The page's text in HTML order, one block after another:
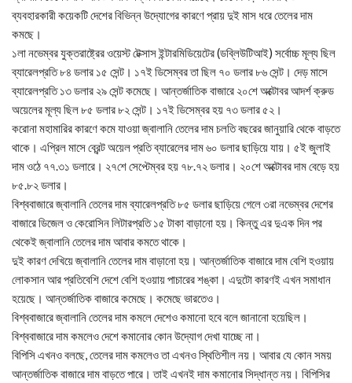
ব্যবহারকারী কয়েকটি দেশের বিভিন্ন উদ্যোগের কারণে প্রায় দুই মাস ধরে তেলের দাম
কমছে।
১লা নভেম্বর যুক্তরাষ্ট্রের ওয়েস্ট টেক্সাস ইন্টারমিডিয়েটের (ডব্লিউটিআই) সর্বোচ্চ মূল্য ছিল
ব্যারেলপ্রতি ৮৪ ডলার ১৫ সেন্ট। ১৭ই ডিসেম্বর তা ছিল ৭০ ডলার ৮৬ সেন্ট। দেড় মাসে
ব্যারেলপ্রতি ১৩ ডলার ২৯ সেন্ট কমেছে। আন্তর্জাতিক বাজারে ২০শে অক্টোবর আদর্শ ক্রুড
অয়েলের মূল্য ছিল ৮৫ ডলার ৮২ সেন্ট। ১৭ই ডিসেম্বর হয় ৭৩ ডলার ৫২।
করোনা মহামারির কারণে কমে যাওয়া জ্বালানি তেলের দাম চলতি বছরের জানুয়ারি থেকে বাড়তে
থাকে। এপ্রিল মাসে ব্রেন্ট অয়েল প্রতি ব্যারেলের দাম ৬০ ডলার ছাড়িয়ে যায়। ৫ই জুলাই
দাম ওঠে ৭৭.৩১ ডলারে। ২৭শে সেপ্টেম্বর হয় ৭৮.৭২ ডলার। ২০শে অক্টোবর দাম বেড়ে হয়
৮৫.৮২ ডলার।
বিশ্ববাজারে জ্বালানি তেলের দাম ব্যারেলপ্রতি ৮৫ ডলার ছাড়িয়ে গেলে ৩রা নভেম্বর দেশের
বাজারে ডিজেল ও কেরোসিন লিটারপ্রতি ১৫ টাকা বাড়ানো হয়। কিন্তু এর দুএক দিন পর
থেকেই জ্বালানি তেলের দাম আবার কমতে থাকে।
দুই কারণ দেখিয়ে জ্বালানি তেলের দাম বাড়ানো হয়। আন্তর্জাতিক বাজারে দাম বেশি হওয়ায়
লোকসান আর প্রতিবেশি দেশে বেশি হওয়ায় পাচারের শঙ্কা। এদুটো কারণই এখন সমাধান
হয়েছে। আন্তর্জাতিক বাজারে কমেছে। কমেছে ভারতেও।
বিশ্ববাজারে জ্বালানি তেলের দাম কমলে দেশেও কমানো হবে বলে জানানো হয়েছিল।
বিশ্ববাজারে দাম কমলেও দেশে কমানোর কোন উদ্যোগ দেখা যাচ্ছে না।
বিপিসি এখনও বলছে, তেলের দাম কমলেও তা এখনও স্থিতিশীল নয়। আবার যে কোন সময়
আন্তর্জাতিক বাজারে দাম বাড়তে পারে। তাই এখনই দাম কমানোর সিদ্ধান্ত নয়। বিপিসির